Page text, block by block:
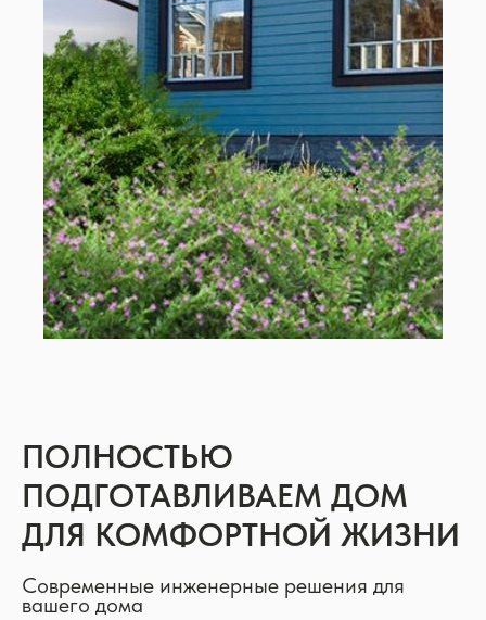
ПОЛНОСТЬЮ
ПОДГОТАВЛИВАЕМ ДОМ
ДЛЯ КОМФОРТНОЙ ЖИЗНИ
Современные инженерные решения для
вашего дома